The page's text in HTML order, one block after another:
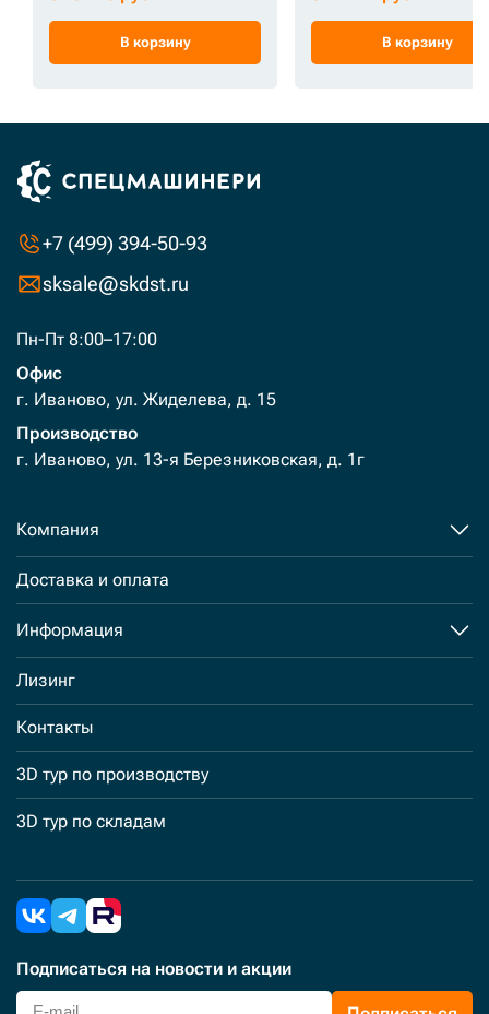
В корзину В корзину
+7 (499) 394-50-93
sksale@skdst.ru
Пн-Пт 8:00–17:00
Офис
г. Иваново, ул. Жиделева, д. 15
Производство
г. Иваново, ул. 13-я Березниковская, д. 1г
Компания
Доставка и оплата
Информация
Лизинг
Контакты
3D тур по производству
3D тур по складам
Подписаться на новости и акции